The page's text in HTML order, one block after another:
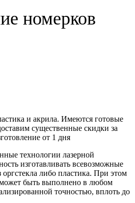
номерков
и акрила. Имеются готовые
существенные скидки за
от 1 дня
технологии лазерной
изготавливать всевозможные
оргстекла либо пластика. При этом
быть выполнено в любом
точностью, вплоть до